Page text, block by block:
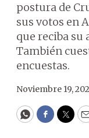
postura de
sus votos en
que reciba su
También
encuestas.
Noviembre 19,
WhatsApp